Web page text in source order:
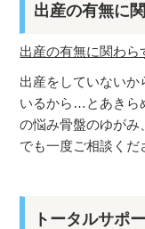
出産の有無に
出産の有無に関わら
出産をしていないか
いるから…とあきら
の悩み骨盤のゆがみ
でも一度ご相談くだ
トータルサポ